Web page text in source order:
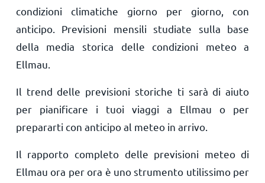
condizioni climatiche giorno per giorno, con
anticipo. Previsioni mensili studiate sulla base
della media storica delle condizioni meteo a
Ellmau.
Il trend delle previsioni storiche ti sarà di aiuto
per pianificare i tuoi viaggi a Ellmau o per
prepararti con anticipo al meteo in arrivo.
Il rapporto completo delle previsioni meteo di
Ellmau ora per ora è uno strumento utilissimo per